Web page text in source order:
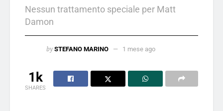
Nessun trattamento speciale per Matt
Damon
by STEFANO MARINO 1 mese ago
1k
SHARES